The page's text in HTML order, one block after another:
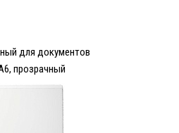
для документов
прозрачный